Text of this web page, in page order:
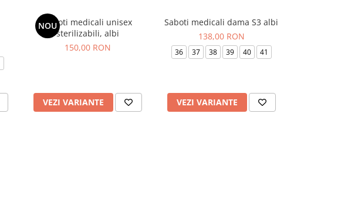
NOU
Saboti medicali unisex
sterilizabili, albi
150,00 RON
VEZI VARIANTE
Saboti medicali dama S3 albi
138,00 RON
36 37 38 39 40 41
VEZI VARIANTE